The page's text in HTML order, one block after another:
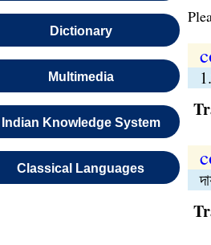
Dictionary
Multimedia
Indian Knowledge System
Classical Languages